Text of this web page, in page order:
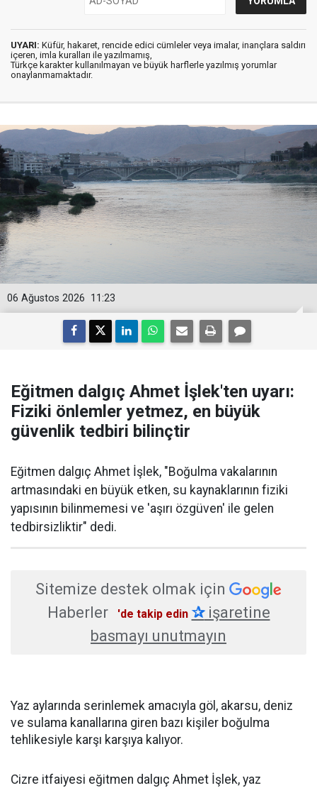
UYARI: Küfür, hakaret, rencide edici cümleler veya imalar, inançlara saldırı
içeren, imla kuralları ile yazılmamış,
Türkçe karakter kullanılmayan ve büyük harflerle yazılmış yorumlar
onaylanmamaktadır.
11:23
06 Ağustos 2026
Eğitmen dalgıç Ahmet İşlek'ten uyarı:
Fiziki önlemler yetmez, en büyük
güvenlik tedbiri bilinçtir
Eğitmen dalgıç Ahmet İşlek, "Boğulma vakalarının
artmasındaki en büyük etken, su kaynaklarının fiziki
yapısının bilinmemesi ve 'aşırı özgüven' ile gelen
tedbirsizliktir" dedi.
Sitemize destek olmak için
Haberler
'de takip edin ✰işaretine
basmayı unutmayın
Yaz aylarında serinlemek amacıyla göl, akarsu, deniz
ve sulama kanallarına giren bazı kişiler boğulma
tehlikesiyle karşı karşıya kalıyor.
Cizre itfaiyesi eğitmen dalgıç Ahmet İşlek, yaz